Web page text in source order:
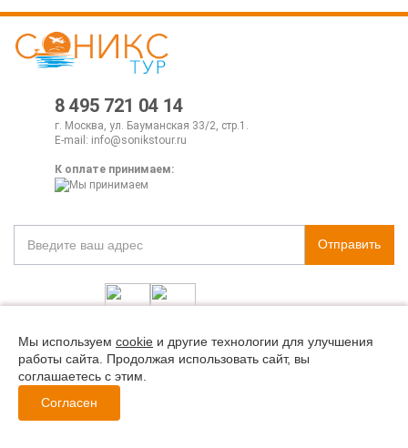
8 495 721 04 14
г. Москва, ул. Бауманская 33/2, стр.1.
E-mail: info@sonikstour.ru
К оплате принимаем:
Отправить
Политика конфиденциальности
© Все права защищены. Информация сайта защищена законом об
авторских правах.
Мы используем cookie и другие технологии для улучшения
работы сайта. Продолжая использовать сайт, вы
соглашаетесь с этим.
Согласен